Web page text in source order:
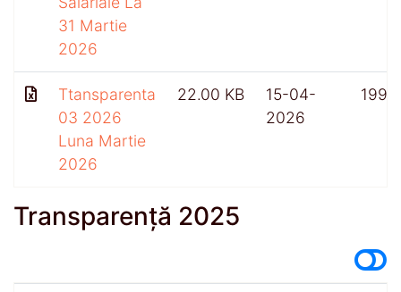
31 Martie
2026
Ttansparenta
03 2026
Luna Martie
2026
22.00 KB
15-04-
2026
199
Transparență 2025